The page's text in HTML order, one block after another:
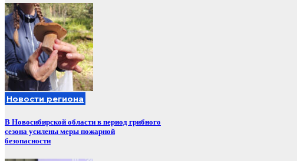
Новости региона
В Новосибирской области в период грибного
сезона усилены меры пожарной
безопасности